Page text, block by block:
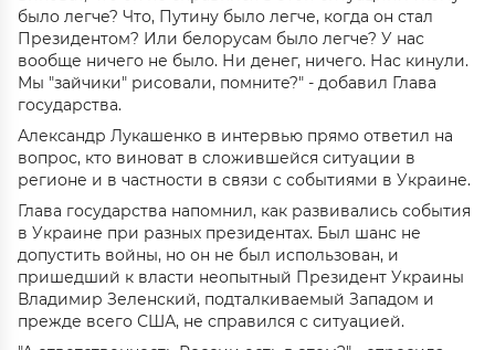
было легче? Что, Путину было легче, когда он стал
Президентом? Или белорусам было легче? У нас
вообще ничего не было. Ни денег, ничего. Нас кинули.
Мы "зайчики" рисовали, помните?" - добавил Глава
государства.
Александр Лукашенко в интервью прямо ответил на
вопрос, кто виноват в сложившейся ситуации в
регионе и в частности в связи с событиями в Украине.
Глава государства напомнил, как развивались события
в Украине при разных президентах. Был шанс не
допустить войны, но он не был использован, и
пришедший к власти неопытный Президент Украины
Владимир Зеленский, подталкиваемый Западом и
прежде всего США, не справился с ситуацией.